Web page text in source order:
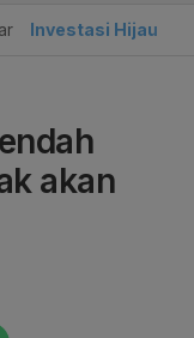
Investasi Hijau
akan